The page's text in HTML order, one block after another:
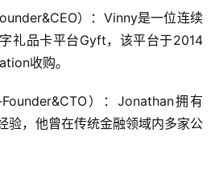
）：Vinny是一位连续
礼品卡平台Gyft，该平台于2014
收购。
）：Jonathan拥有
验，他曾在传统金融领域内多家公